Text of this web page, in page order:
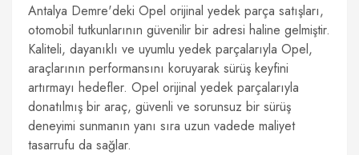
Antalya Demre'deki Opel orijinal yedek parça satışları,
otomobil tutkunlarının güvenilir bir adresi haline gelmiştir.
Kaliteli, dayanıklı ve uyumlu yedek parçalarıyla Opel,
araçlarının performansını koruyarak sürüş keyfini
artırmayı hedefler. Opel orijinal yedek parçalarıyla
donatılmış bir araç, güvenli ve sorunsuz bir sürüş
deneyimi sunmanın yanı sıra uzun vadede maliyet
tasarrufu da sağlar.